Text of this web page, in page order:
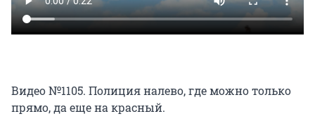
Видео №1105. Полиция налево, где можно только
прямо, да еще на красный.